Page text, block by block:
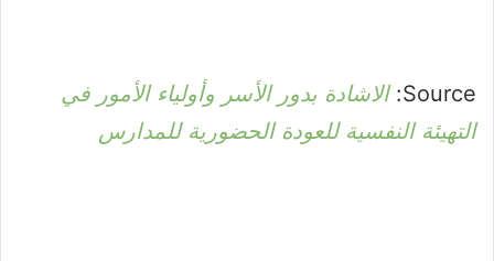
Source: الاشادة بدور الأسر وأولياء الأمور في
التهيئة النفسية للعودة الحضورية للمدارس